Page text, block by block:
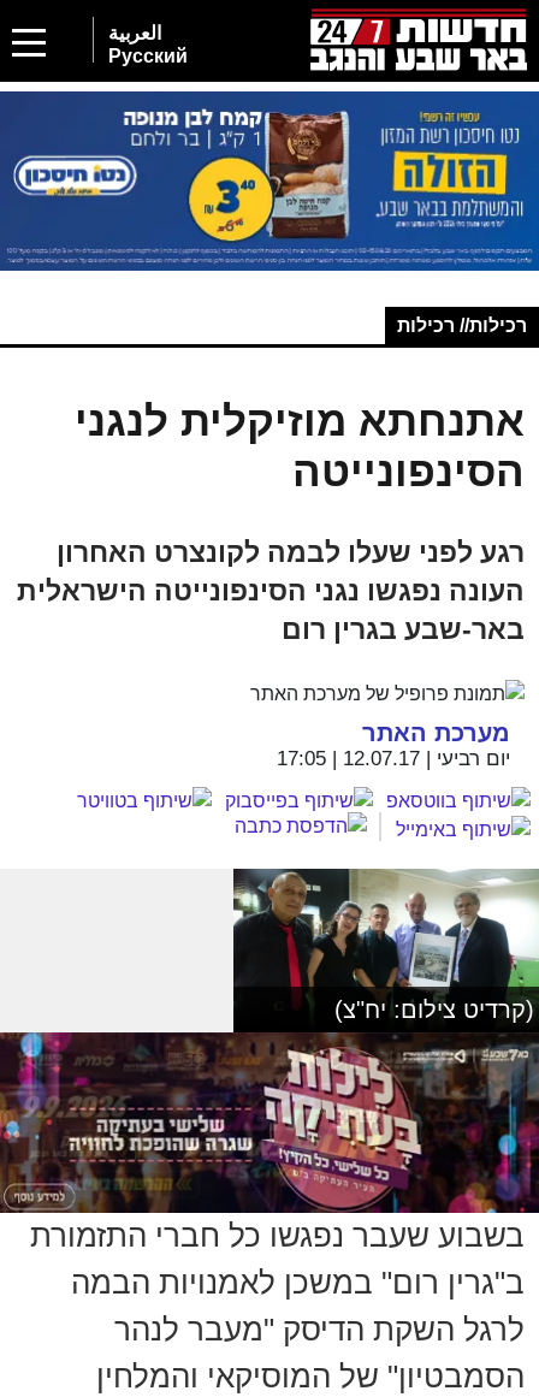
العربية
Русский
רכילות// רכילות
אתנחתא מוזיקלית לנגני
הסינפונייטה
רגע לפני שעלו לבמה לקונצרט האחרון
העונה נפגשו נגני הסינפונייטה הישראלית
באר-שבע בגרין רום
מערכת האתר
יום רביעי | 12.07.17 | 17:05
(קרדיט צילום: יח"צ)
בשבוע שעבר נפגשו כל חברי התזמורת
ב"גרין רום" במשכן לאמנויות הבמה
לרגל השקת הדיסק "מעבר לנהר
הסמבטיון" של המוסיקאי והמלחין